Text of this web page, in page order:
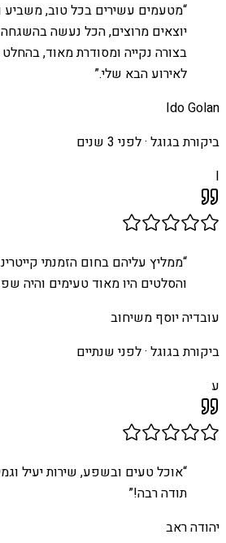
“מטעמים עשירים בכל טוב, משביע
יוצאים מרוצים, הכל נעשה
בצורה נקייה ומסודרת מאוד,
לאירוע הבא שלי.”
Ido Golan
ביקורת בגוגל ·לפני 3 שנים
I
“ממליץ עליהם בחום הזמנתי
והסלטים היו מאוד טעימים והיה
עובדיה יוסף משיחוב
ביקורת בגוגל ·לפני שנתיים
ע
“אוכל טעים ובשפע, שירות יעיל
תודה רבה!”
יהודה ראב